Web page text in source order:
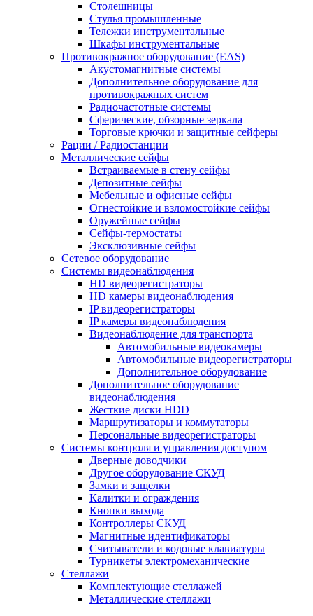
Столешницы
Стулья промышленные
Тележки инструментальные
Шкафы инструментальные
Противокражное оборудование (EAS)
Акустомагнитные системы
Дополнительное оборудование для
противокражных систем
Радиочастотные системы
Сферические, обзорные зеркала
Торговые крючки и защитные сейферы
Рации / Радиостанции
Металлические сейфы
Встраиваемые в стену сейфы
Депозитные сейфы
Мебельные и офисные сейфы
Огнестойкие и взломостойкие сейфы
Оружейные сейфы
Сейфы-термостаты
Эксклюзивные сейфы
Сетевое оборудование
Системы видеонаблюдения
HD видеорегистраторы
HD камеры видеонаблюдения
IP видеорегистраторы
IP камеры видеонаблюдения
Видеонаблюдение для транспорта
Автомобильные видеокамеры
Автомобильные видеорегистраторы
Дополнительное оборудование
Дополнительное оборудование
видеонаблюдения
Жесткие диски HDD
Маршрутизаторы и коммутаторы
Персональные видеорегистраторы
Системы контроля и управления доступом
Дверные доводчики
Другое оборудование СКУД
Замки и защелки
Калитки и ограждения
Кнопки выхода
Контроллеры СКУД
Магнитные идентификаторы
Считыватели и кодовые клавиатуры
Турникеты электромеханические
Стеллажи
Комплектующие стеллажей
Металлические стеллажи